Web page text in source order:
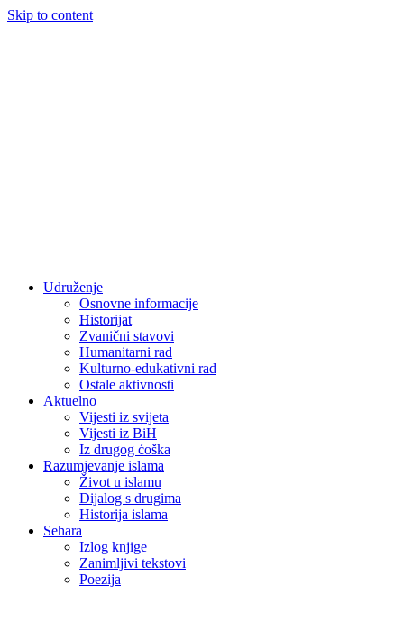
Skip to content
Udruženje
Osnovne informacije
Historijat
Zvanični stavovi
Humanitarni rad
Kulturno-edukativni rad
Ostale aktivnosti
Aktuelno
Vijesti iz svijeta
Vijesti iz BiH
Iz drugog ćoška
Razumjevanje islama
Život u islamu
Dijalog s drugima
Historija islama
Sehara
Izlog knjige
Zanimljivi tekstovi
Poezija